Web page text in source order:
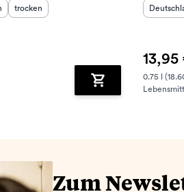
:Geschmack
trocken
Zum Warenkorb
13,95
0.75 l
Zum